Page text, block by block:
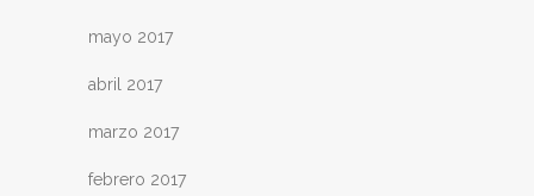
mayo 2017
abril 2017
marzo 2017
febrero 2017